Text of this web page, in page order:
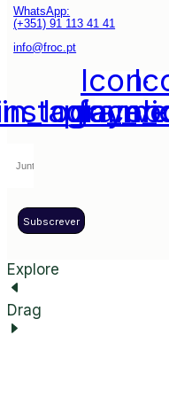
WhatsApp:
(+351) 91 113 41 41
info@froc.pt
Icon-
Subscrever
Explore
Drag